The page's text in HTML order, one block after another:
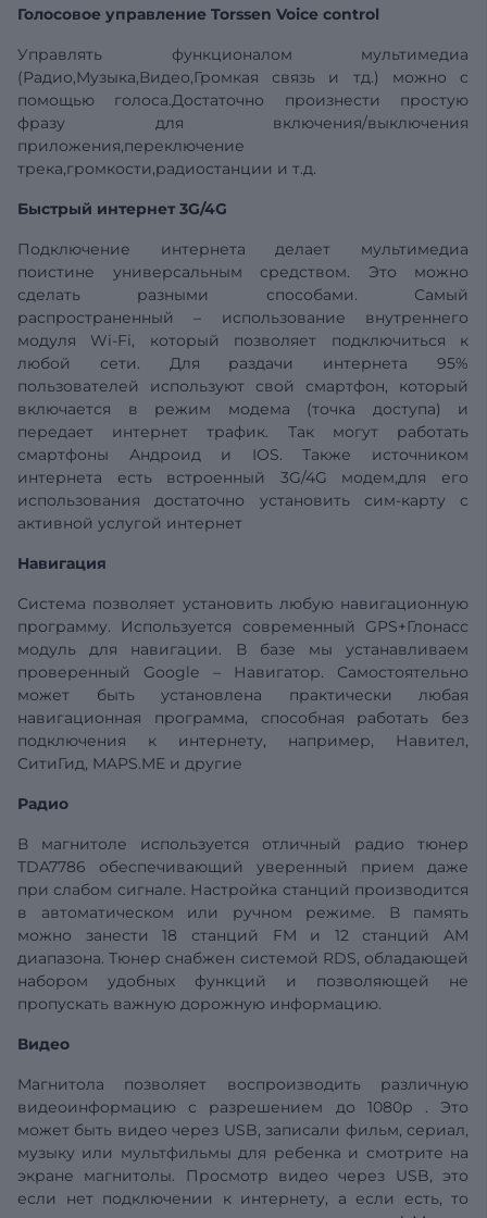
Голосовое управление Torssen Voice control
Управлять функционалом мультимедиа
(Радио,Музыка,Видео,Громкая связь и тд.) можно с
помощью голоса.Достаточно произнести простую
фразу для включения/выключения
приложения,переключение
трека,громкости,радиостанции и т.д.
Быстрый интернет 3G/4G
Подключение интернета делает мультимедиа
поистине универсальным средством. Это можно
сделать разными способами. Самый
распространенный – использование внутреннего
модуля Wi-Fi, который позволяет подключиться к
любой сети. Для раздачи интернета 95%
пользователей используют свой смартфон, который
включается в режим модема (точка доступа) и
передает интернет трафик. Так могут работать
смартфоны Андроид и IOS. Также источником
интернета есть встроенный 3G/4G модем,для его
использования достаточно установить сим-карту с
активной услугой интернет
Навигация
Система позволяет установить любую навигационную
программу. Используется современный GPS+Глонасс
модуль для навигации. В базе мы устанавливаем
проверенный Google – Навигатор. Самостоятельно
может быть установлена практически любая
навигационная программа, способная работать без
подключения к интернету, например, Навител,
СитиГид, MAPS.ME и другие
Радио
В магнитоле используется отличный радио тюнер
TDA7786 обеспечивающий уверенный прием даже
при слабом сигнале. Настройка станций производится
в автоматическом или ручном режиме. В память
можно занести 18 станций FM и 12 станций AM
диапазона. Тюнер снабжен системой RDS, обладающей
набором удобных функций и позволяющей не
пропускать важную дорожную информацию.
Видео
Магнитола позволяет воспроизводить различную
видеоинформацию с разрешением до 1080р . Это
может быть видео через USB, записали фильм, сериал,
музыку или мультфильмы для ребенка и смотрите на
экране магнитолы. Просмотр видео через USB, это
если нет подключении к интернету, а если есть, то